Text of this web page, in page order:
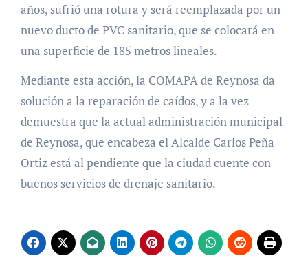
años, sufrió una rotura y será reemplazada por un
nuevo ducto de PVC sanitario, que se colocará en
una superficie de 185 metros lineales.
Mediante esta acción, la COMAPA de Reynosa da
solución a la reparación de caídos, y a la vez
demuestra que la actual administración municipal
de Reynosa, que encabeza el Alcalde Carlos Peña
Ortiz está al pendiente que la ciudad cuente con
buenos servicios de drenaje sanitario.